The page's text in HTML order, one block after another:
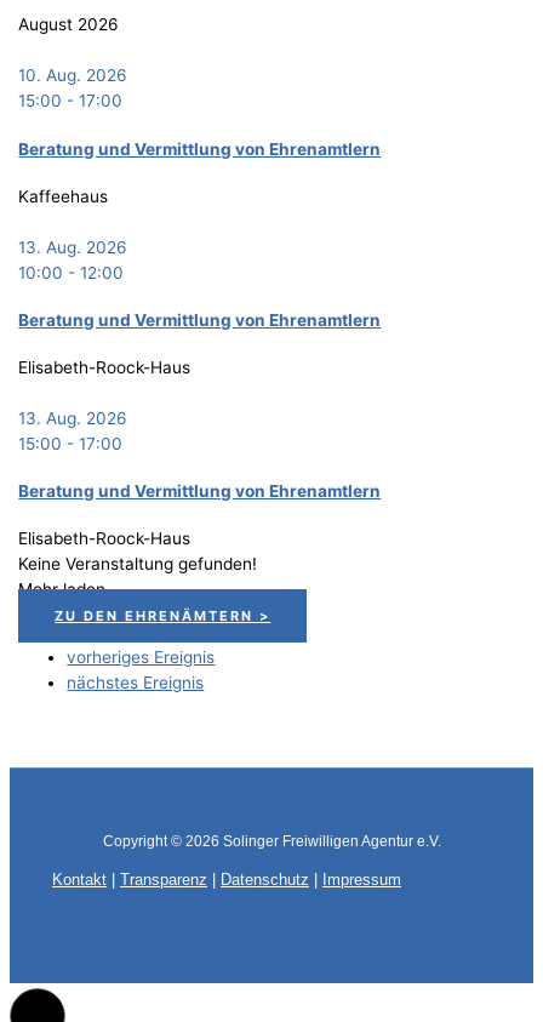
August 2026
10. Aug. 2026
15:00 -17:00
Bera­tung und Ver­mitt­lung von Ehrenamtlern
Kaffeehaus
13. Aug. 2026
10:00 -12:00
Bera­tung und Ver­mitt­lung von Ehrenamtlern
Elisabeth-Roock-Haus
13. Aug. 2026
15:00 -17:00
Bera­tung und Ver­mitt­lung von Ehrenamtlern
Elisabeth-Roock-Haus
Keine Veranstaltung gefunden!
Mehr laden
ZU DEN EHRENÄMTERN >
vorheriges Ereignis
nächstes Ereignis
Copyright © 2026 Solinger Freiwilligen Agentur e.V.
Kontakt Transparenz Datenschutz Impressum